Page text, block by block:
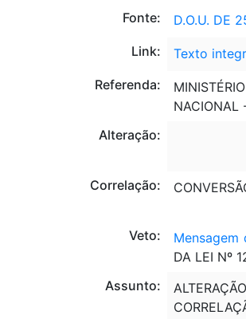
Fonte:
D.O.U. DE
Link:
Texto
Referenda:
NACIONAL
Alteração:
Correlação:
Veto: Mensagem
DA LEI Nº
Assunto: